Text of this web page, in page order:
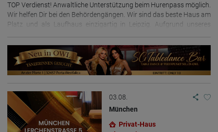
TOP Verdienst! Anwaltliche Unterstützung beim Hurenpass möglich.
Wir helfen Dir bei den Behördengängen. Wir sind das beste Haus am
Platz und als Laufhaus einzigartig in Leipzig. Aufgrund unseres
Pool an Stammkunden, die unser Etablissement zu schätzen
wissen. **Solarium & Fitnessstudio vorhanden** Das Angels-
Sexworld ist sehr zentral gelegen - 5 Minuten entfernt von der
Autobahn, - in unmittelbarer Nähe zur Messe und zum
Stadtzentrum. - Einkaufsmöglichkeiten nur 3 Minuten zu Fuß. Es
verfügt über neue, schöne individuell eingerichtete Zimmer, direkt
mit Nasszelle im Zimmer. Interessiert? Dann melde Dich doch gleich
0341-9102571
03.08.
München
Privat-Haus